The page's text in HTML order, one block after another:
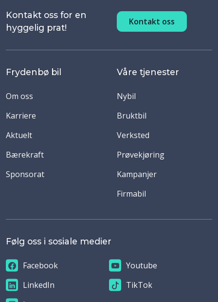
Kontakt oss for en
hyggelig prat!
Kontakt oss
Frydenbø bil
Om oss
Karriere
Aktuelt
Bærekraft
Sponsorat
Våre tjenester
Nybil
Bruktbil
Verksted
Prøvekjøring
Kampanjer
Firmabil
Følg oss i sosiale medier
Facebook
Youtube
LinkedIn
TikTok